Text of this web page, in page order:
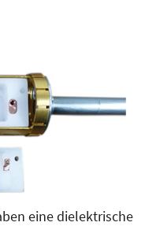
eine dielektrische